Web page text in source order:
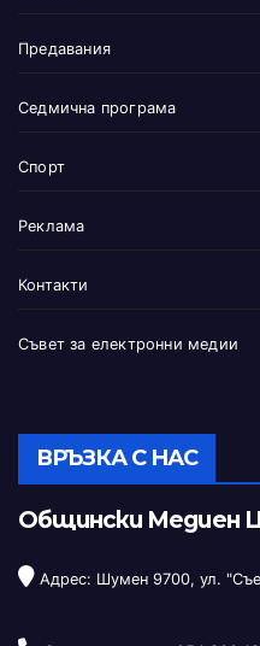
Предавания
Седмична програма
Спорт
Реклама
Контакти
Съвет за електронни медии
ВРЪЗКА С НАС
Общински Медиен
Адрес: Шумен 9700, ул.